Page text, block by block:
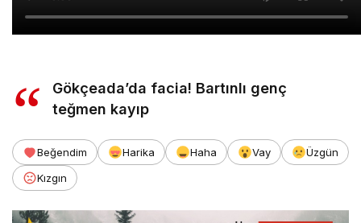
Gökçeada’da facia! Bartınlı genç
teğmen kayıp
Beğendim Harika Haha Vay
Üzgün
Kızgın